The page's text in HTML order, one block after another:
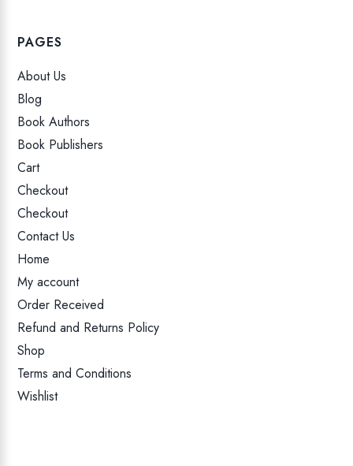
PAGES
About Us
Blog
Book Authors
Book Publishers
Cart
Checkout
Checkout
Contact Us
Home
My account
Order Received
Refund and Returns Policy
Shop
Terms and Conditions
Wishlist